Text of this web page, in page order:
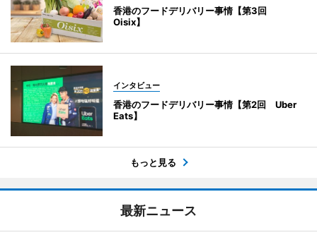
香港のフードデリバリー事情【第3回
Oisix】
インタビュー
香港のフードデリバリー事情【第2回 Uber
Eats】
もっと見る
最新ニュース